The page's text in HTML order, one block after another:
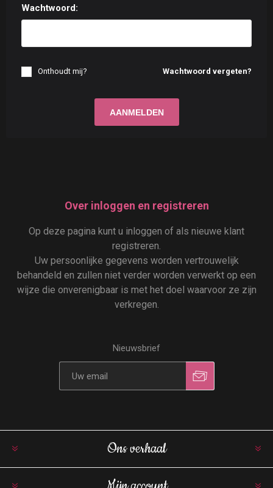
Wachtwoord:
Wachtwoord vergeten?
Onthoudt mij?
Over inloggen en registreren
Op deze pagina kunt u inloggen of als nieuwe klant
registreren.
Uw persoonlijke gegevens worden vertrouwelijk
behandeld en zullen niet verder worden verwerkt op een
wijze die onverenigbaar is met het doel waarvoor ze zijn
verkregen.
Nieuwsbrief
Ons verhaal